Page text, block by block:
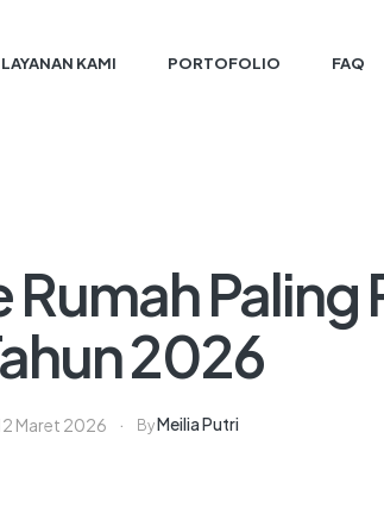
LAYANAN KAMI PORTOFOLIO FAQ
Rumah Paling
2026
Maret 2026 ByMeilia Putri